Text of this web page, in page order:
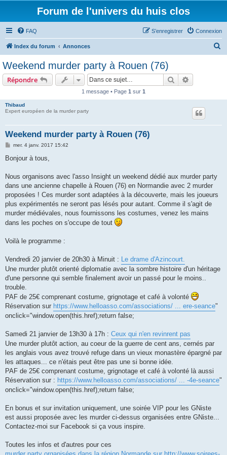
Forum de l'univers du huis clos
FAQ Connexion
S’enregistrer
Index du forum Annonces
Weekend murder party à Rouen (76)
Répondre Rechercher
1 message • Page 1 sur 1
Thibaud
Expert européen de la murder party
Weekend murder party à Rouen (76)
M
s
g
mer. 4 janv. 2017 15:42
Bonjour à tous,
Nous organisons avec l'asso Insight un weekend dédié aux murder party
dans une ancienne chapelle à Rouen (76) en Normandie avec 2 murder
proposées ! Ces murder sont adaptées à la découverte, mais les joueurs
plus expérimentés ne seront pas lésés pour autant. Comme il s'agit de
murder médiévales, nous fournissons les costumes, venez les mains
dans les poches on s'occupe de tout
Voilà le programme :
Vendredi 20 janvier de 20h30 à Minuit : Le drame d'Azincourt.
Une murder plutôt orienté diplomatie avec la sombre histoire d'un héritage
d'une personne qui semble finalement avoir un passé pour le moins..
trouble.
PAF de 25€ comprenant costume, grignotage et café à volonté
Réservation sur https://www.helloasso.com/associations/ ... ere-seance"
onclick="window.open(this.href);return false;
Samedi 21 janvier de 13h30 à 17h : Ceux qui n'en revinrent pas
Une murder plutôt action, au coeur de la guerre de cent ans, cernés par
les anglais vous avez trouvé refuge dans un vieux monastère épargné par
les attaques... ce n'étais peut être pas une si bonne idée.
PAF de 25€ comprenant costume, grignotage et café à volonté là aussi
Réservation sur : https://www.helloasso.com/associations/ ... -4e-seance"
onclick="window.open(this.href);return false;
En bonus et sur invitation uniquement, une soirée VIP pour les GNiste
est aussi proposée avec les murder ci-dessus organisées entre GNiste...
Contactez-moi sur Facebook si ça vous inspire.
Toutes les infos et d'autres pour ces